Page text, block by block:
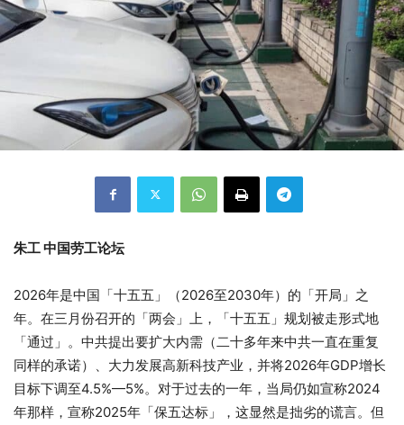
朱工 中国劳工论坛
2026年是中国「十五五」（2026至2030年）的「开局」之
年。在三月份召开的「两会」上，「十五五」规划被走形式地
「通过」。中共提出要扩大内需（二十多年来中共一直在重复
同样的承诺）、大力发展高新科技产业，并将2026年GDP增长
目标下调至4.5%—5%。对于过去的一年，当局仍如宣称2024
年那样，宣称2025年「保五达标」，这显然是拙劣的谎言。但